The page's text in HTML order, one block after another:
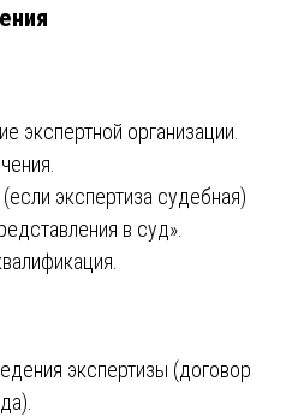
экспертной организации.
экспертиза судебная)
в суд».
экспертизы (договор